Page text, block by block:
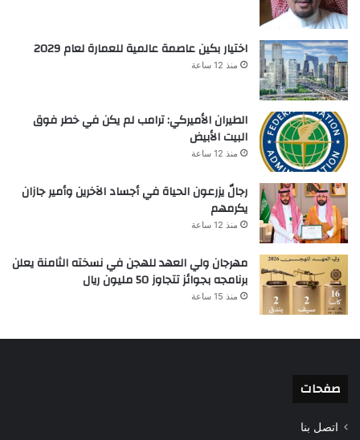
اختيار بكين عاصمة عالمية للعمارة لعام 2029
منذ 12 ساعة
الطيران الأميركي: ترامب لم يكن في خطر فوق
البيت الأبيض
منذ 12 ساعة
رجالٌ يزرعون الحياة في أجساد الآخرين وأمير جازان
يكرمهم
منذ 12 ساعة
مهرجان ولي العهد للهجن في نسخته الثامنة يعلن
برنامجه بجوائز تتجاوز 50 مليون ريال
منذ 15 ساعة
صفحات
اتصل بنا